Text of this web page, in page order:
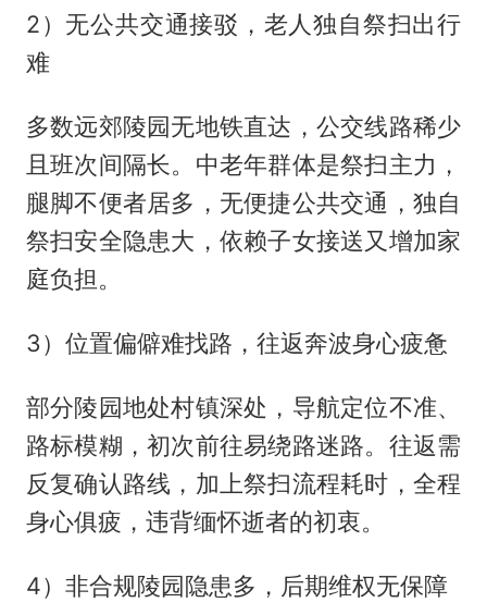
2）无公共交通接驳，老人独自祭扫出行
难
多数远郊陵园无地铁直达，公交线路稀少
且班次间隔长。中老年群体是祭扫主力，
腿脚不便者居多，无便捷公共交通，独自
祭扫安全隐患大，依赖子女接送又增加家
庭负担。
3）位置偏僻难找路，往返奔波身心疲惫
部分陵园地处村镇深处，导航定位不准、
路标模糊，初次前往易绕路迷路。往返需
反复确认路线，加上祭扫流程耗时，全程
身心俱疲，违背缅怀逝者的初衷。
4）非合规陵园隐患多，后期维权无保障